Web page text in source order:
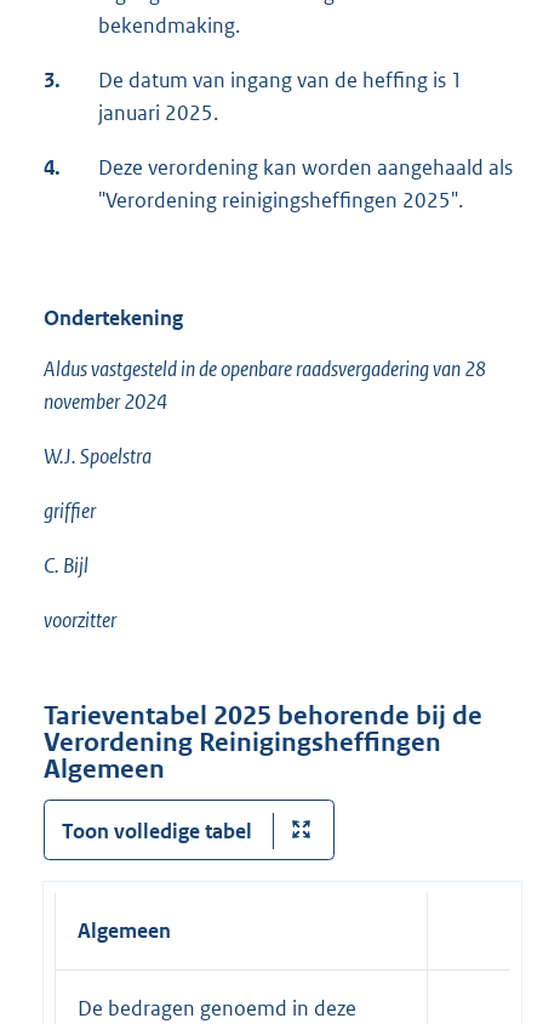
bekendmaking.
3.
De datum van ingang van de heffing is 1
januari 2025.
4.
Deze verordening kan worden aangehaald als
"Verordening reinigingsheffingen 2025".
Ondertekening
Aldus vastgesteld in de openbare raadsvergadering van 28
november 2024
W.J. Spoelstra
griffier
C. Bijl
voorzitter
Tarieventabel 2025 behorende bij de
Verordening Reinigingsheffingen
Algemeen
Toon volledige tabel
Algemeen
De bedragen genoemd in deze